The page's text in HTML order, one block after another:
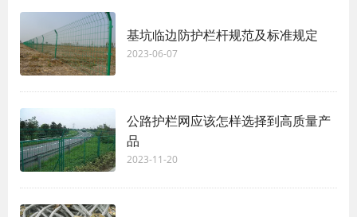
基坑临边防护栏杆规范及标准规定
2023-06-07
公路护栏网应该怎样选择到高质量产
品
2023-11-20